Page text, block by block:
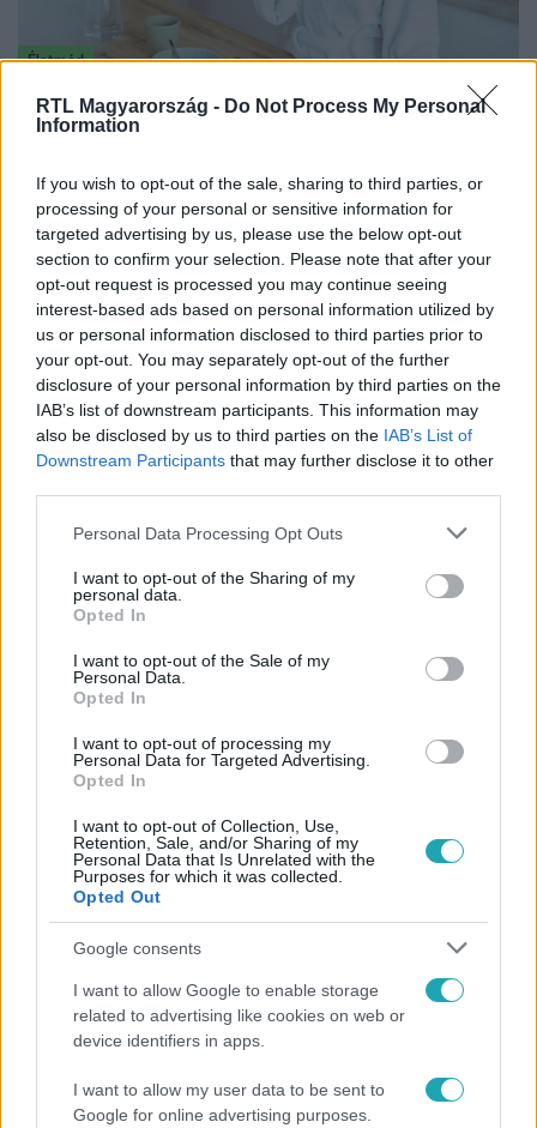
RTL Magyarország - Do Not Process My Personal
Information
If you wish to opt-out of the sale, sharing to third parties, or
processing of your personal or sensitive information for
targeted advertising by us, please use the below opt-out
section to confirm your selection. Please note that after your
opt-out request is processed you may continue seeing
interest-based ads based on personal information utilized by
us or personal information disclosed to third parties prior to
your opt-out. You may separately opt-out of the further
disclosure of your personal information by third parties on the
IAB’s list of downstream participants. This information may
also be disclosed by us to third parties on the IAB’s List of
Downstream Participants that may further disclose it to other
Please note that this website/app uses one or more Google
not limited to your visit or usage behaviour. You may click to
grant or deny consent to Google and its third-party tags to
use your data for below specified purposes in below Google
consent section.
Personal Data Processing Opt Outs
I want to opt-out of the Sharing of my
personal data.
Opted In
I want to opt-out of the Sale of my
Personal Data.
Opted In
I want to opt-out of processing my
Personal Data for Targeted Advertising.
Opted In
I want to opt-out of Collection, Use,
Retention, Sale, and/or Sharing of my
Personal Data that Is Unrelated with the
Purposes for which it was collected.
Opted Out
Google consents
I want to allow Google to enable storage
related to advertising like cookies on web or
device identifiers in apps.
I want to allow my user data to be sent to
Google for online advertising purposes.
Életmód
Ezért veszélyes, ha nem iszol napi 6-8 pohár vizet
ajánlott 2–2,5 litert. Pedig a vízhiány komoly gondokat
okozhat – mutatjuk a jeleket.
2025. június 5. 10:04
Téves lehet, amit a napi vízfogyasztásról hiszel –
mutatjuk, mi az igazság!
Ahogy sétálunk bele a nyárba, a folyadékpótlásra is
ám ez korántsem olyan biztos, mint ahogy eddig
gondoltuk.
Életmód